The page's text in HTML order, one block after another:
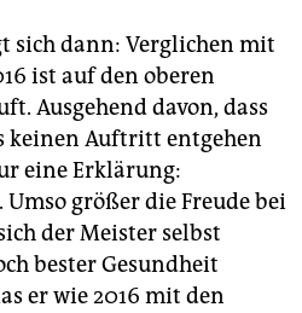
sich dann: Verglichen mit
ist auf den oberen
Ausgehend davon, dass
keinen Auftritt entgehen
eine Erklärung:
größer die Freude bei
der Meister selbst
bester Gesundheit
er wie 2016 mit den